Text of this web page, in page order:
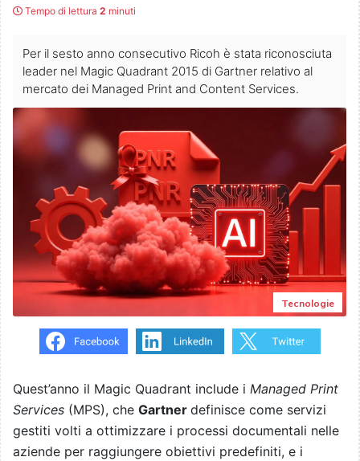
Tempo di lettura 2 minuti
Per il sesto anno consecutivo Ricoh è stata riconosciuta
leader nel Magic Quadrant 2015 di Gartner relativo al
mercato dei Managed Print and Content Services.
Tecnologie
Quest’anno il Magic Quadrant include i Managed Print
Services (MPS), che Gartner definisce come servizi
gestiti volti a ottimizzare i processi documentali nelle
aziende per raggiungere obiettivi predefiniti, e i